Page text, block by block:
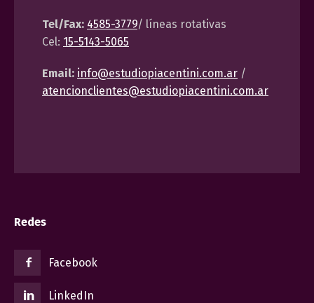
Tel/Fax: 4585-3779/ líneas rotativas
Cel: 15-5143-5065
Email: info@estudiopiacentini.com.ar /
atencionclientes@estudiopiacentini.com.ar
Redes
Facebook
LinkedIn